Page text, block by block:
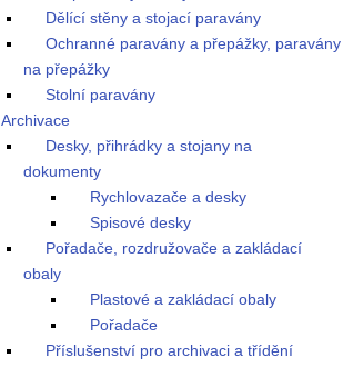
Dělící stěny a stojací paravány
Ochranné paravány a přepážky, paravány
na přepážky
Stolní paravány
Archivace
Desky, přihrádky a stojany na
dokumenty
Rychlovazače a desky
Spisové desky
Pořadače, rozdružovače a zakládací
obaly
Plastové a zakládací obaly
Pořadače
Příslušenství pro archivaci a třídění